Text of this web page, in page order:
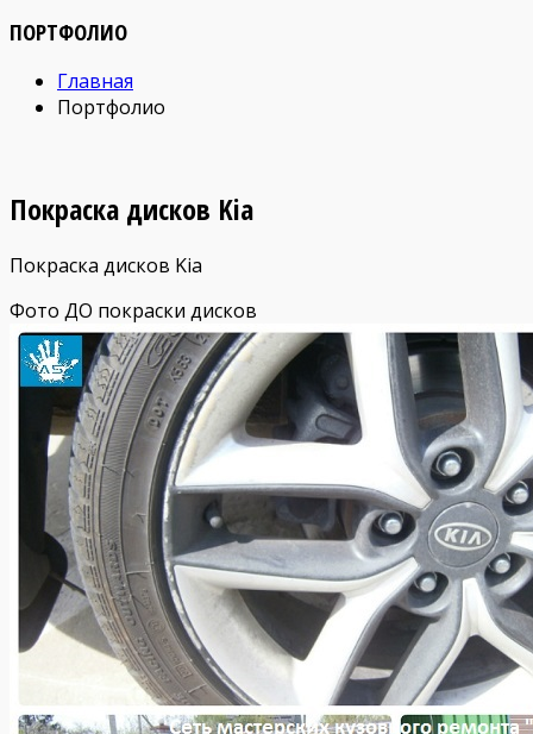
ПОРТФОЛИО
Главная
Портфолио
Покраска дисков Kia
Покраска дисков Kia
Фото ДО покраски дисков